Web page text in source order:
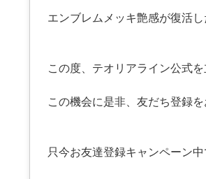
エンブレムメッキ艶感が復活
この度、テオリアライン公式
この機会に是非、友だち登録を
只今お友達登録キャンペーン中